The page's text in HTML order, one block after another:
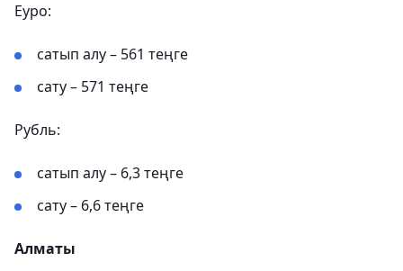
Еуро:
сатып алу – 561 теңге
сату – 571 теңге
Рубль:
сатып алу – 6,3 теңге
сату – 6,6 теңге
Алматы